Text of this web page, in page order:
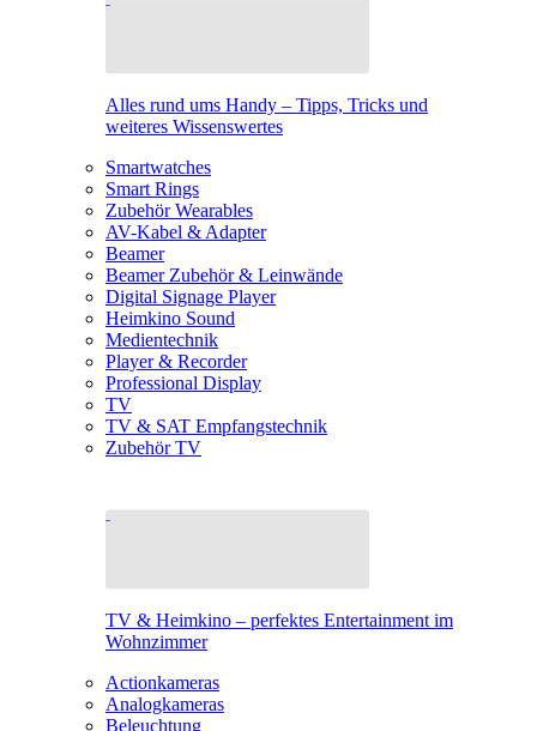
Alles rund ums Handy – Tipps, Tricks und
weiteres Wissenswertes
Smartwatches
Smart Rings
Zubehör Wearables
AV-Kabel & Adapter
Beamer
Beamer Zubehör & Leinwände
Digital Signage Player
Heimkino Sound
Medientechnik
Player & Recorder
Professional Display
TV
TV & SAT Empfangstechnik
Zubehör TV
TV & Heimkino – perfektes Entertainment im
Wohnzimmer
Actionkameras
Analogkameras
Beleuchtung